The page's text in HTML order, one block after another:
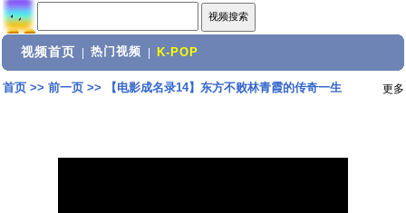
视频首页 热门视频 K-POP
首页>> 前一页>> 【电影成名录14】东方不败林青霞的传奇一生 更多